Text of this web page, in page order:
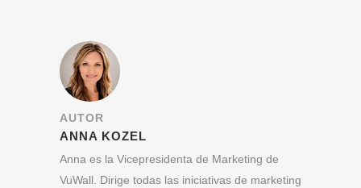
AUTOR
ANNA KOZEL
Anna es la Vicepresidenta de Marketing de
VuWall. Dirige todas las iniciativas de marketing